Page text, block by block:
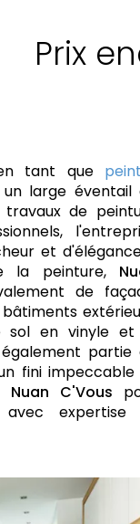
Prix
tant que
large éventail
travaux de
et
la peinture,
de
sol en vinyle
partie
fini
Nuan C'Vous
avec expertise